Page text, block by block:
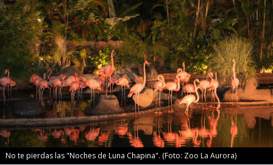
No te pierdas las "Noches de Luna Chapina". (Foto: Zoo La Aurora)